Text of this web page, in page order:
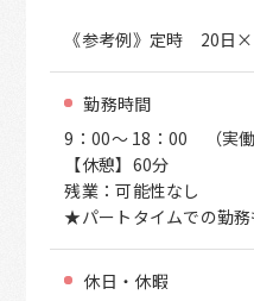
《参考例》定時 20日
勤務時間
9：00～ 18：00 （実
【休憩】60分
残業：可能性なし
★パートタイムでの勤務
休日・休暇